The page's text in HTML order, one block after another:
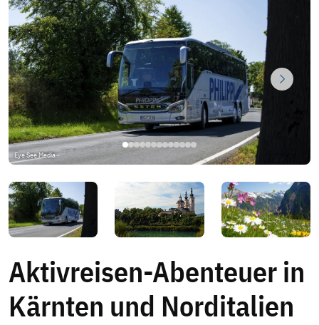
Eye See Media
+ 11 Bilder
Aktivreisen-Abenteuer in
Kärnten und Norditalien